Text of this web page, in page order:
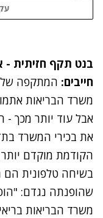
בנט תקף חזיתית -
חייבים: המתקפה של
משרד הבריאות
אבל עוד יותר מכך -
את בכירי המשרד
הקודמת מוקדם
בשיחה טלפונית הם
שהופנתה נגדם:
משרד הבריאות